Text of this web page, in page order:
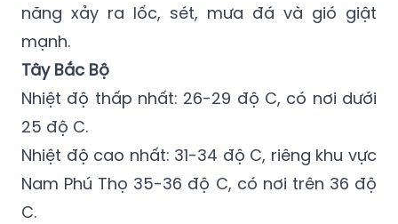
năng xảy ra lốc, sét, mưa đá và gió giật
mạnh.
Tây Bắc Bộ
Nhiệt độ thấp nhất: 26-29 độ C, có nơi dưới
25 độ C.
Nhiệt độ cao nhất: 31-34 độ C, riêng khu vực
Nam Phú Thọ 35-36 độ C, có nơi trên 36 độ
C.